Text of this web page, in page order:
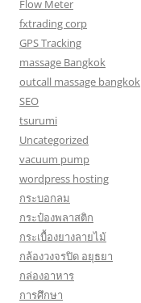
Flow Meter
fxtrading corp
GPS Tracking
massage Bangkok
outcall massage bangkok
SEO
tsurumi
Uncategorized
vacuum pump
wordpress hosting
กระบอกลม
กระป๋องพลาสติก
กระเบื้องยางลายไม้
กล้องวงจรปิด อยุธยา
กล่องอาหาร
การศึกษา